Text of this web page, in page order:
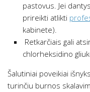
pastovus. Jei
prireikti atlikti
kabinete).
Retkarčiais gali
chlorheksidino
Šalutiniai poveikiai
turinčiu burnos